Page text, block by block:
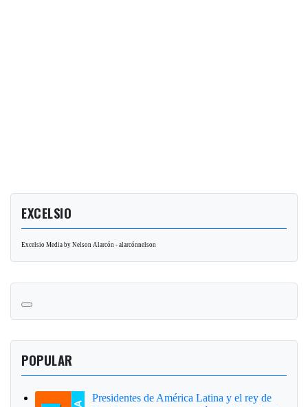
EXCELSIO
Excelsio Media by Nelson Alarcón - alarcónnelson
POPULAR
Presidentes de América Latina y el rey de